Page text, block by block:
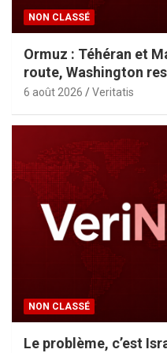
NON CLASSÉ
Ormuz : Téhéran et
route, Washington
6 août 2026 Veritatis
NON CLASSÉ
Le problème, c’est